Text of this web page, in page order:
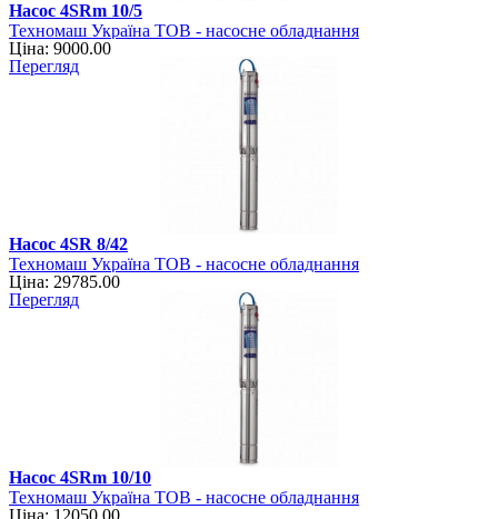
Насос 4SRm 10/5
Техномаш Україна ТОВ - насосне обладнання
Ціна: 9000.00
Перегляд
Насос 4SR 8/42
Техномаш Україна ТОВ - насосне обладнання
Ціна: 29785.00
Перегляд
Насос 4SRm 10/10
Техномаш Україна ТОВ - насосне обладнання